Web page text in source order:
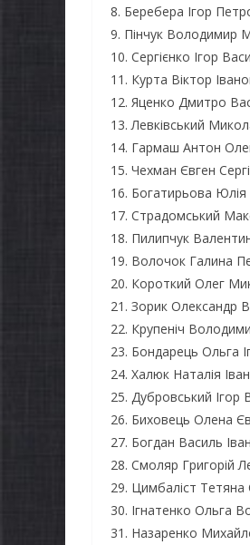
8. Беребера Ігор
9. Пінчук Володимир
10. Сергієнко Ігор
11. Курта Віктор
12. Яценко Дмитро
13. Левківський
14. Гармаш Антон
15. Чехман Євген
16. Богатирьова Юлія
17. Страдомський
18. Пилипчук
19. Волочок Галина
20. Короткий Олег
21. Зорик Олександр
22. Крупеніч
23. Бондарець Ольга
24. Халюк Наталія
25. Дубровський
26. Биховець Олена
27. Богдан Василь
28. Смоляр Григорій
29. Цимбаліст Тетяна
30. Ігнатенко Ольга
31. Назаренко
Уповноважений
Верховної Ради
України з прав
проводить
щодо реалізації
осіб з інвалідністю
gormr